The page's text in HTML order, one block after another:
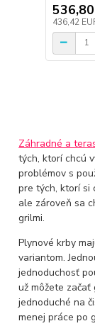
536,80
436,42
Záhradné a
tých, ktorí chcú
problémov s
pre tých, ktorí si
ale zároveň sa
grilmi.
Plynové krby
variantom.
jednoduchosť
už môžete
jednoduché na
menej práce po